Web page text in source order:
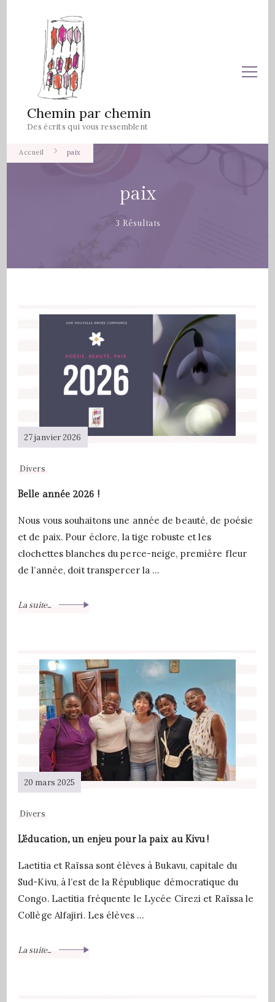
Chemin par chemin
Des écrits qui vous ressemblent
Accueil paix
paix
3 Résultats
27 janvier 2026
Divers
Belle année 2026 !
Nous vous souhaitons une année de beauté, de poésie
et de paix. Pour éclore, la tige robuste et les
clochettes blanches du perce-neige, première fleur
de l’année, doit transpercer la …
La suite...
20 mars 2025
Divers
L’éducation, un enjeu pour la paix au Kivu !
Laetitia et Raïssa sont élèves à Bukavu, capitale du
Sud-Kivu, à l’est de la République démocratique du
Congo. Laetitia fréquente le Lycée Cirezi et Raïssa le
Collège Alfajiri. Les élèves …
La suite...